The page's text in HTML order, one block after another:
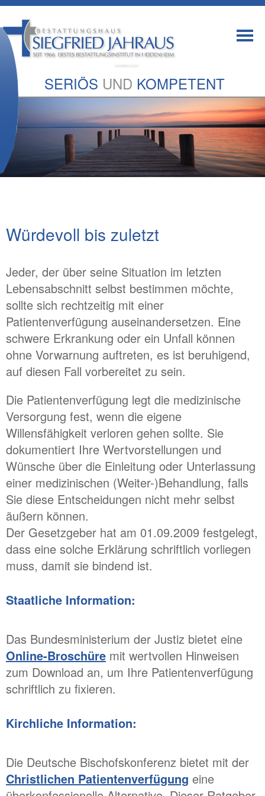
SERIÖS UND KOMPETENT
Würdevoll bis zuletzt
Jeder, der über seine Situation im letzten
Lebensabschnitt selbst bestimmen möchte,
sollte sich rechtzeitig mit einer
Patientenverfügung auseinandersetzen. Eine
schwere Erkrankung oder ein Unfall können
ohne Vorwarnung auftreten, es ist beruhigend,
auf diesen Fall vorbereitet zu sein.
Die Patientenverfügung legt die medizinische
Versorgung fest, wenn die eigene
Willensfähigkeit verloren gehen sollte. Sie
dokumentiert Ihre Wertvorstellungen und
Wünsche über die Einleitung oder Unterlassung
einer medizinischen (Weiter-)Behandlung, falls
Sie diese Entscheidungen nicht mehr selbst
äußern können.
Der Gesetzgeber hat am 01.09.2009 festgelegt,
dass eine solche Erklärung schriftlich vorliegen
muss, damit sie bindend ist.
Staatliche Information:
Das Bundesministerium der Justiz bietet eine
Online-Broschüre mit wertvollen Hinweisen
zum Download an, um Ihre Patientenverfügung
schriftlich zu fixieren.
Kirchliche Information:
Die Deutsche Bischofskonferenz bietet mit der
Christlichen Patientenverfügung eine